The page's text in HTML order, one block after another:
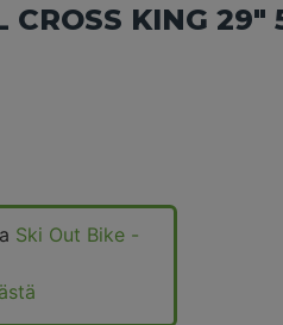
CROSS KING 29″
Ski Out Bike -